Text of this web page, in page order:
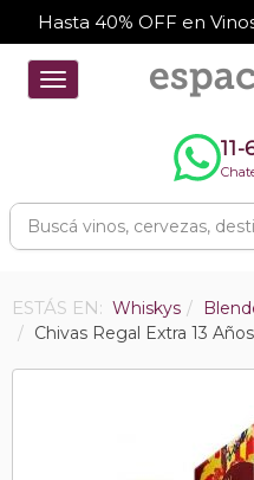
Hasta 40% OFF en
Toggle
navigation
ESTÁS EN: Whiskys
Chivas Regal Extra 13